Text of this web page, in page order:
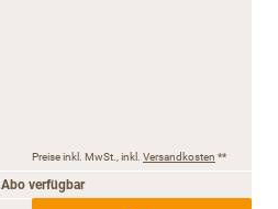
Preise inkl. MwSt., inkl. Versandkosten **
Abo verfügbar